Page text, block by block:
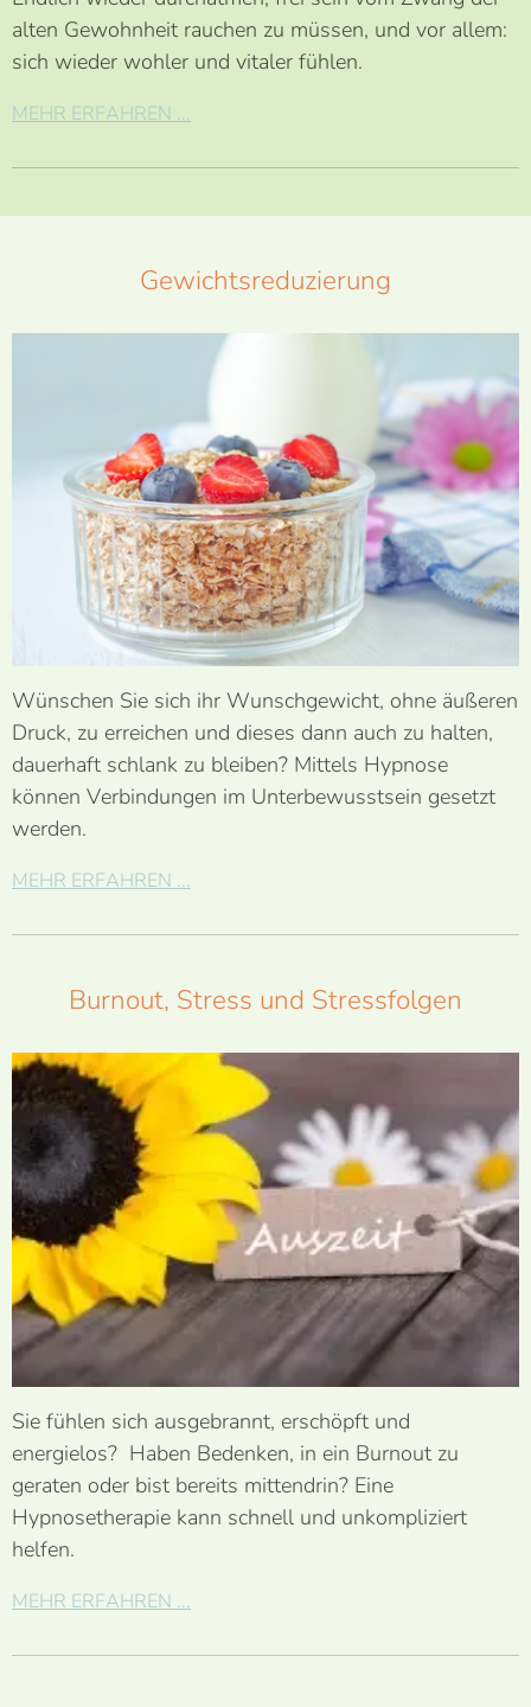
alten Gewohnheit rauchen zu müssen, und vor allem:
sich wieder wohler und vitaler fühlen.
MEHR ERFAHREN ...
Gewichtsreduzierung
Wünschen Sie sich ihr Wunschgewicht, ohne äußeren
Druck, zu erreichen und dieses dann auch zu halten,
dauerhaft schlank zu bleiben? Mittels Hypnose
können Verbindungen im Unterbewusstsein gesetzt
werden.
MEHR ERFAHREN ...
Burnout, Stress und Stressfolgen
Sie fühlen sich ausgebrannt, erschöpft und
energielos? Haben Bedenken, in ein Burnout zu
geraten oder bist bereits mittendrin? Eine
Hypnosetherapie kann schnell und unkompliziert
helfen.
MEHR ERFAHREN ...